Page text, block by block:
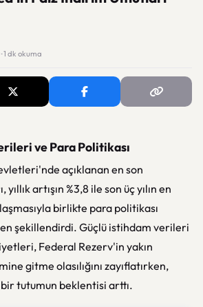
1 dk okuma
ve Para Politikası
açıklanan en son
artışın %3,8 ile son üç yılın en
birlikte para politikası
şekillendirdi. Güçlü istihdam verileri
Federal Rezerv'in yakın
gitme olasılığını zayıflatırken,
tutumun beklentisi arttı.